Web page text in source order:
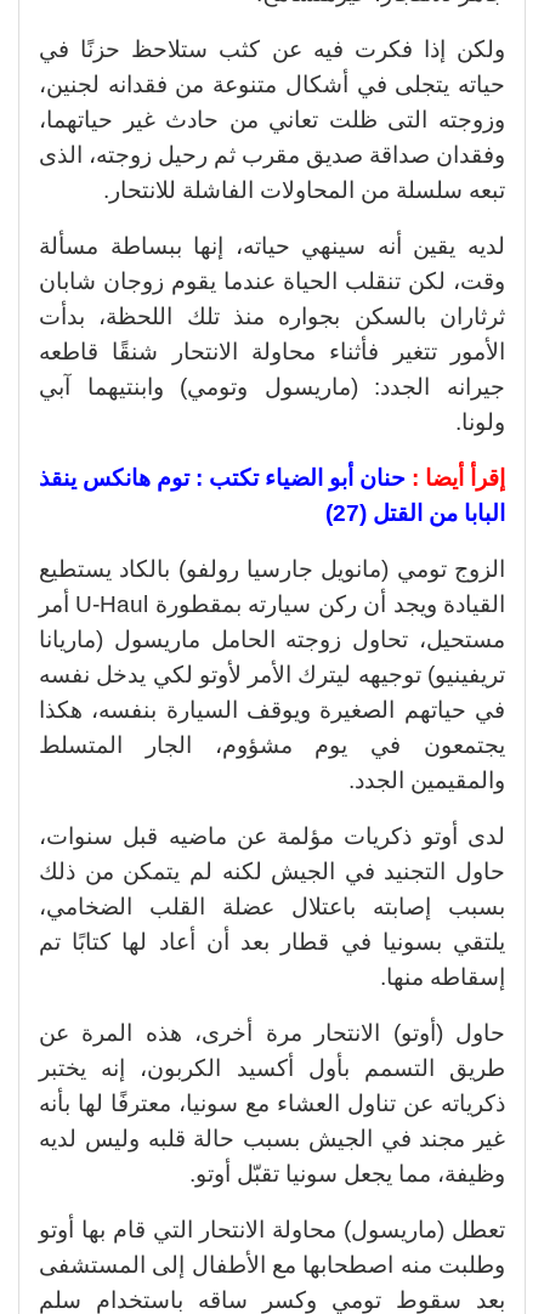
ولكن إذا فكرت فيه عن كثب ستلاحظ حزنًا في
حياته يتجلى في أشكال متنوعة من فقدانه لجنين،
وزوجته التى ظلت تعاني من حادث غير حياتهما،
وفقدان صداقة صديق مقرب ثم رحيل زوجته، الذى
تبعه سلسلة من المحاولات الفاشلة للانتحار.
لديه يقين أنه سينهي حياته، إنها ببساطة مسألة
وقت، لكن تنقلب الحياة عندما يقوم زوجان شابان
ثرثاران بالسكن بجواره منذ تلك اللحظة، بدأت
الأمور تتغير فأثناء محاولة الانتحار شنقًا قاطعه
جيرانه الجدد: (ماريسول وتومي) وابنتيهما آبي
ولونا.
إقرأ أيضا : حنان أبو الضياء تكتب : توم هانكس ينقذ
البابا من القتل (27)
الزوج تومي (مانويل جارسيا رولفو) بالكاد يستطيع
القيادة ويجد أن ركن سيارته بمقطورة U-Haul أمر
مستحيل، تحاول زوجته الحامل ماريسول (ماريانا
تريفينيو) توجيهه ليترك الأمر لأوتو لكي يدخل نفسه
في حياتهم الصغيرة ويوقف السيارة بنفسه، هكذا
يجتمعون في يوم مشؤوم، الجار المتسلط
والمقيمين الجدد.
لدى أوتو ذكريات مؤلمة عن ماضيه قبل سنوات،
حاول التجنيد في الجيش لكنه لم يتمكن من ذلك
بسبب إصابته باعتلال عضلة القلب الضخامي،
يلتقي بسونيا في قطار بعد أن أعاد لها كتابًا تم
إسقاطه منها.
حاول (أوتو) الانتحار مرة أخرى، هذه المرة عن
طريق التسمم بأول أكسيد الكربون، إنه يختبر
ذكرياته عن تناول العشاء مع سونيا، معترفًا لها بأنه
غير مجند في الجيش بسبب حالة قلبه وليس لديه
وظيفة، مما يجعل سونيا تقبّل أوتو.
تعطل (ماريسول) محاولة الانتحار التي قام بها أوتو
وطلبت منه اصطحابها مع الأطفال إلى المستشفى
بعد سقوط تومي وكسر ساقه باستخدام سلم